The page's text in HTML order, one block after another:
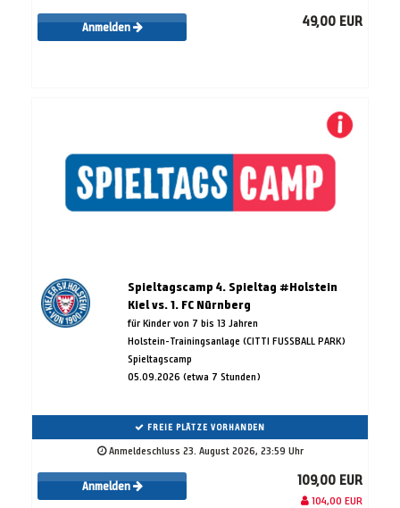
Anmelden 49,00 EUR
Spieltagscamp 4. Spieltag #Holstein
Kiel vs. 1. FC Nürnberg
für Kinder von 7 bis 13 Jahren
Holstein-Trainingsanlage (CITTI FUSSBALL PARK)
Spieltagscamp
05.09.2026 (etwa 7 Stunden)
FREIE PLÄTZE VORHANDEN
Anmeldeschluss 23. August 2026, 23:59 Uhr
Anmelden 109,00 EUR
104,00 EUR